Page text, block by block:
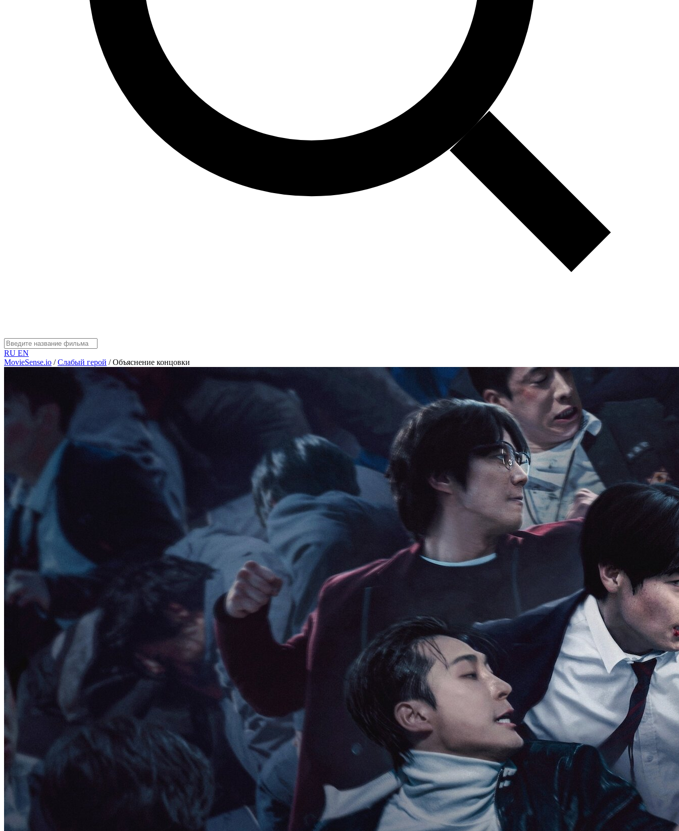
RU EN
MovieSense.io / Слабый герой / Объяснение концовки